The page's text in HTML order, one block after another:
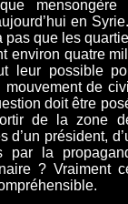
mensongère
en
pas que les
environ quatre
leur possible
mouvement de
doit être
de la zone
d’un président,
par la
? Vraiment